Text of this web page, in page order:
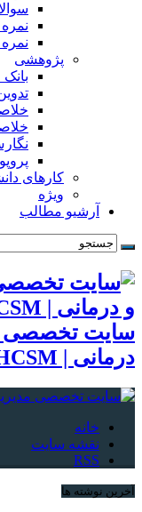
نمره
پژوهشی
کارهای
ویژه
آرشیو مطالب
سایت تخصصی
درمانی | HCSM
خانه
نقشه سایت
RSS
آخرین نوشته ها